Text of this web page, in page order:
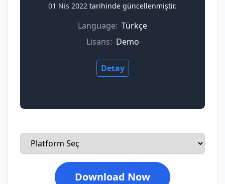
01 Nis 2022 tarihinde güncellenmiştir.
Language: Türkçe
Lisans: Demo
Detay
Download Now